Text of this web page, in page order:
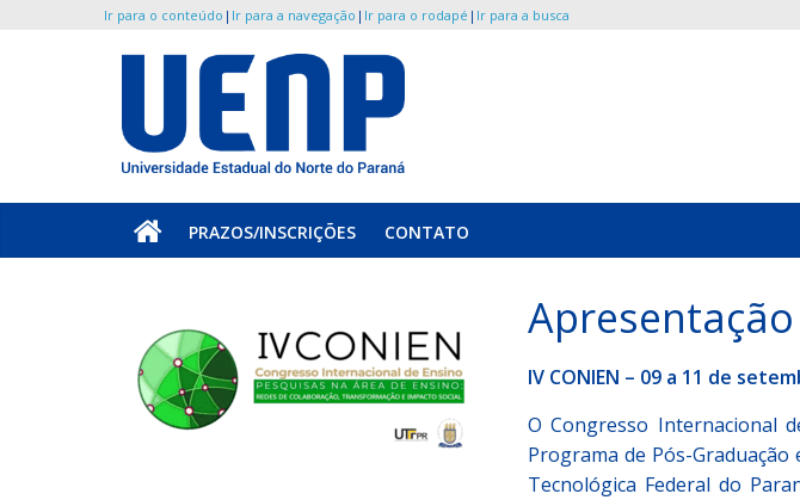
Ir para o conteúdo | Ir para a navegação | Ir para o rodapé | Ir para a busca
UENP
/
CONIEN
do
Congresso
Internacional
PRAZOS/INSCRIÇÕES CONTATO
Apresentação
IV CONIEN – 09 a 11 de
O Congresso Internacional
Programa de Pós-Graduação
Tecnológica Federal do